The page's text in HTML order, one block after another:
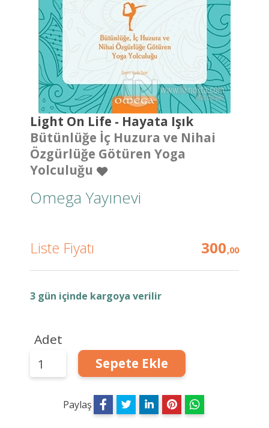
Light On Life - Hayata Işık
Bütünlüğe İç Huzura ve Nihai
Özgürlüğe Götüren Yoga
Yolculuğu
Omega Yayınevi
Liste Fiyatı 300,00
3 gün içinde kargoya verilir
Adet
Sepete Ekle
Paylaş